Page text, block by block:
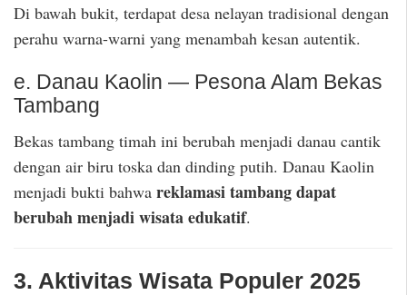
Di bawah bukit, terdapat desa nelayan tradisional dengan
perahu warna-warni yang menambah kesan autentik.
e. Danau Kaolin — Pesona Alam Bekas
Tambang
Bekas tambang timah ini berubah menjadi danau cantik
dengan air biru toska dan dinding putih. Danau Kaolin
menjadi bukti bahwa reklamasi tambang dapat
berubah menjadi wisata edukatif.
3. Aktivitas Wisata Populer 2025